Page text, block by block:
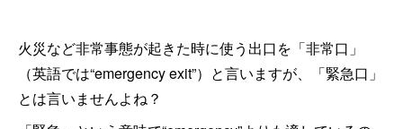
火災など非常事態が起きた時に使う出口を「非常口」
（英語では“emergency exit”）と言いますが、「緊急口」
とは言いませんよね？